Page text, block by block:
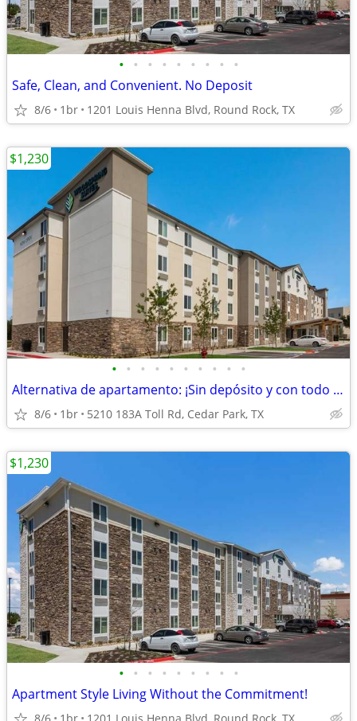
• • • • • • • • •
Safe, Clean, and Convenient. No Deposit
8/6 1br 1201 Louis Henna Blvd, Round Rock, TX
• • • • • • • • • •
Alternativa de apartamento: ¡Sin depósito y con todo incluido!
8/6 1br 5210 183A Toll Rd, Cedar Park, TX
$1,230
• • • • • • • • •
Apartment Style Living Without the Commitment!
$1,230